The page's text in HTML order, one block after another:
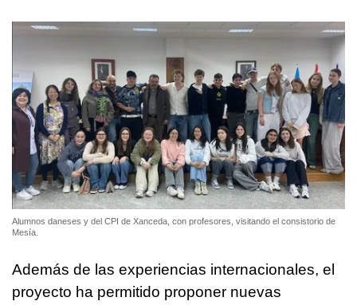
Alumnos daneses y del CPI de Xanceda, con profesores, visitando el consistorio de
Mesía.
Además de las experiencias internacionales, el
proyecto ha permitido proponer nuevas